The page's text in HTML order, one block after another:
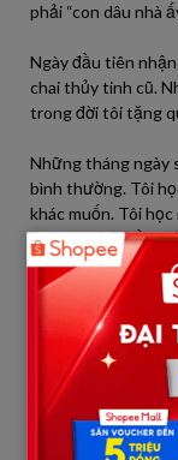
phải “con dâu nhà
Ngày đầu tiên
chai thủy tinh cũ.
trong đời tôi tặng
Những tháng ngày
bình thường. Tôi
khác muốn. Tôi học
không chờ ai về
Tôi dần kết bạn
Hạnh – hay kể
khứ. “Người ta chỉ
không cần nữa,
Một hôm, tôi vô
hội cũ. Dòng trạng